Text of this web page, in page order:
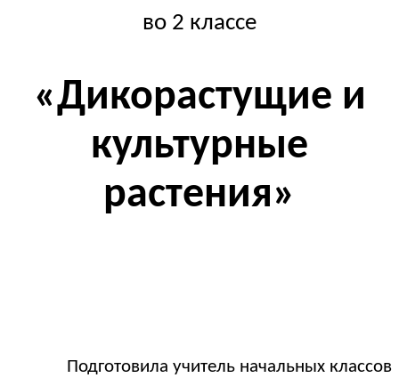
во 2 классе
«Дикорастущие и
культурные
растения»
Подготовила учитель начальных классов